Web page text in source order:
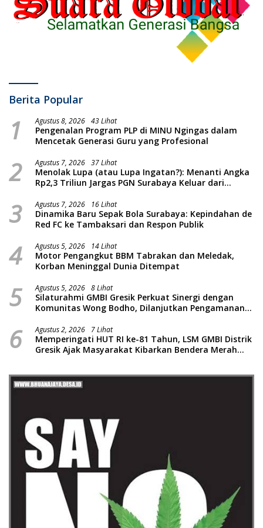
Berita Popular
1 Agustus 8, 2026 43 Lihat
Pengenalan Program PLP di MINU Ngingas dalam
Mencetak Generasi Guru yang Profesional
2 Agustus 7, 2026 37 Lihat
Menolak Lupa (atau Lupa Ingatan?): Menanti Angka
Rp2,3 Triliun Jargas PGN Surabaya Keluar dari
3 Agustus 7, 2026 16 Lihat
Dinamika Baru Sepak Bola Surabaya: Kepindahan de
Red FC ke Tambaksari dan Respon Publik
4 Agustus 5, 2026 14 Lihat
Motor Pengangkut BBM Tabrakan dan Meledak,
Korban Meninggal Dunia Ditempat
5 Agustus 5, 2026 8 Lihat
Silaturahmi GMBI Gresik Perkuat Sinergi dengan
Komunitas Wong Bodho, Dilanjutkan Pengamanan
Massal dan Santunan Anak Yatim
6 Agustus 2, 2026 7 Lihat
Memperingati HUT RI ke-81 Tahun, LSM GMBI Distrik
Gresik Ajak Masyarakat Kibarkan Bendera Merah